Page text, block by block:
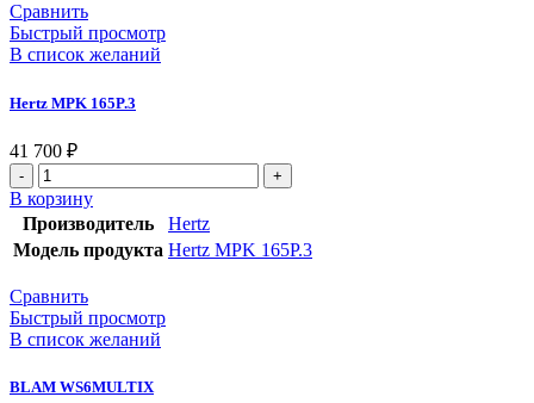
Сравнить
Быстрый просмотр
В список желаний
Hertz MPK 165P.3
41 700 ₽
В корзину
Производитель
Hertz
Модель продукта Hertz MPK 165P.3
Сравнить
Быстрый просмотр
В список желаний
BLAM WS6MULTIX